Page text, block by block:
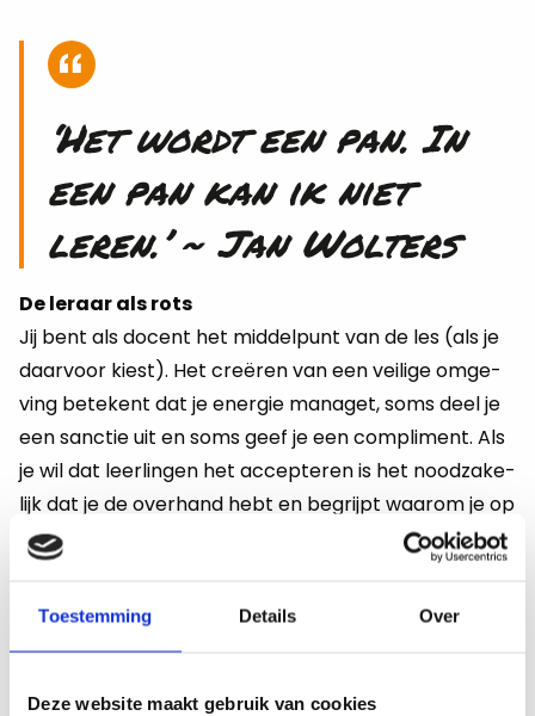
Toestemming Details Over
Deze website maakt gebruik van cookies
‘Het wordt een pan. In
een pan kan ik niet
leren.’ ~ Jan Wol­ters
De leraar als rots
Jij bent als do­cent het mid­del­punt van de les (als je
daar­voor kiest). Het creëren van een vei­li­ge om­ge­
ving be­te­kent dat je ener­gie ma­na­get, soms deel je
een sanc­tie uit en soms geef je een com­pli­ment. Als
je wil dat leer­lin­gen het ac­cep­te­ren is het nood­za­ke­
lijk dat je de over­hand hebt en be­grijpt waar­om je op
een be­paald mo­ment in tijd be­paal­de keu­zes maakt.
Het is leuk om re­gel­ma­tig wat po­si­tie­ve ener­gie in de
leer­lin­gen. Maar het mo­ti­veert wel! En soms moet je